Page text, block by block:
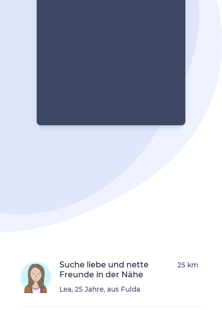
Suche liebe und nette
Freunde in der Nähe
Lea, 25 Jahre, aus Fulda
25 km